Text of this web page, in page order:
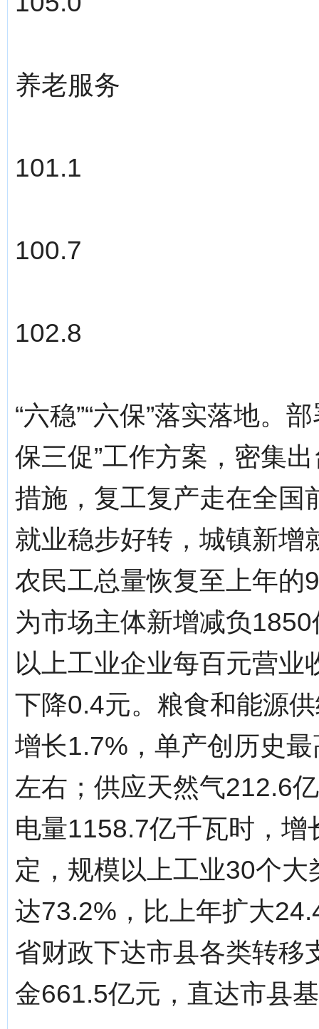
养老服务
101.1
100.7
102.8
“六稳”“六保”落实落地。
保三促”工作方案，密集
措施，复工复产走在全国
就业稳步好转，城镇新增
农民工总量恢复至上年的
为市场主体新增减负
以上工业企业每百元营业
下降0.4元。粮食和能源
增长1.7%，单产创历史
左右；供应天然气212.6
电量1158.7亿千瓦时，
定，规模以上工业30个
达73.2%，比上年扩大
省财政下达市县各类转移
金661.5亿元，直达市县